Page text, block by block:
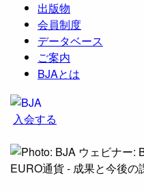
出版物
会員制度
データベース
ご案内
BJAとは
入会する